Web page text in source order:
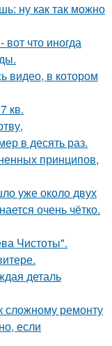
ну как так можно
вот что иногда
видео, в котором
кв.
в десять раз.
принципов,
уже около двух
очень чётко.
Чистоты".
деталь
сложному ремонту
если